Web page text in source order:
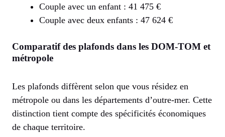
Couple avec un enfant : 41 475 €
Couple avec deux enfants : 47 624 €
Comparatif des plafonds dans les DOM-TOM et
métropole
Les plafonds diffèrent selon que vous résidez en
métropole ou dans les départements d’outre-mer. Cette
distinction tient compte des spécificités économiques
de chaque territoire.